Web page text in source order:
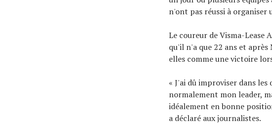
n'ont pas réussi à organiser
Le coureur de Visma-Lease
qu'il n'a que 22 ans et
elles comme une victoire
« J'ai dû improviser dans
normalement mon leader,
idéalement en bonne
a déclaré aux journalistes.